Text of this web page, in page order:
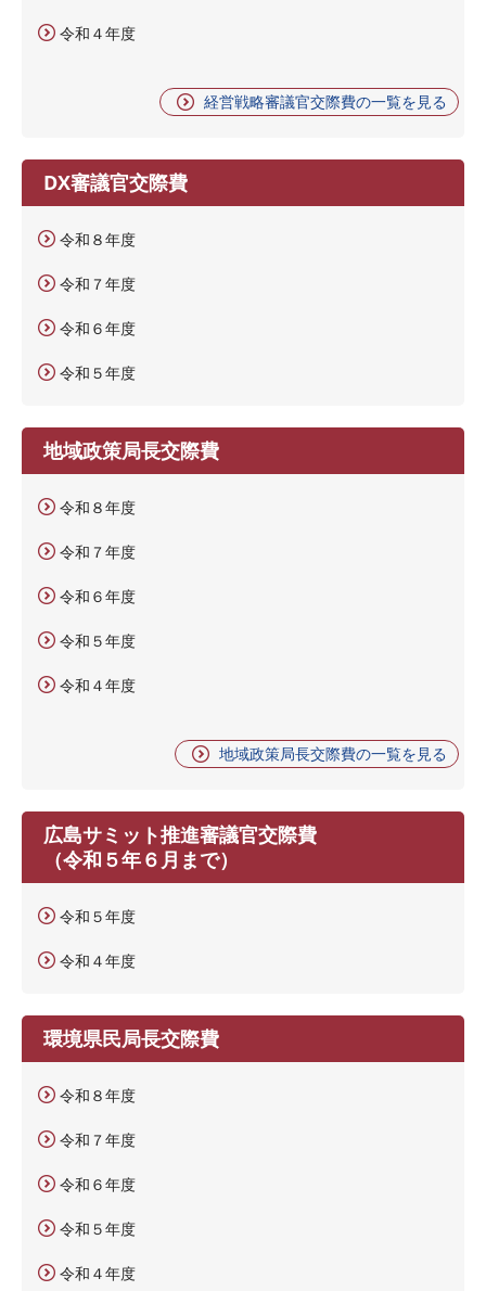
令和４年度
経営戦略審議官交際費の一覧を見る
DX審議官交際費
令和８年度
令和７年度
令和６年度
令和５年度
地域政策局長交際費
令和８年度
令和７年度
令和６年度
令和５年度
令和４年度
地域政策局長交際費の一覧を見る
広島サミット推進審議官交際費
（令和５年６月まで）
令和５年度
令和４年度
環境県民局長交際費
令和８年度
令和７年度
令和６年度
令和５年度
令和４年度